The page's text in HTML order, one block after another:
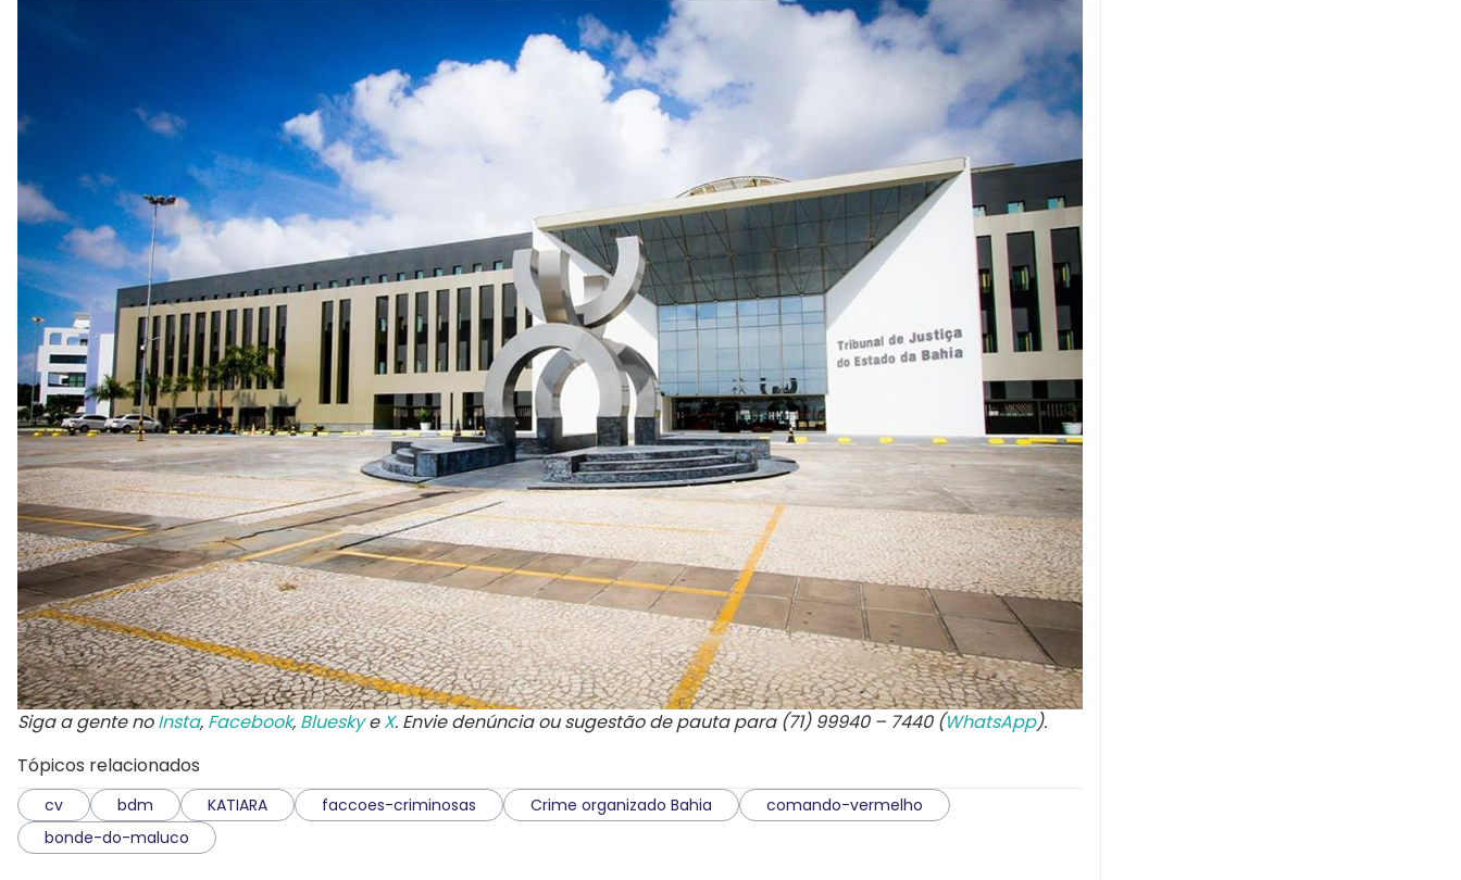
Siga a gente noInsta, Facebook, BlueskyeX. Envie denúncia ou sugestão de pauta para (71) 99940 – 7440 (WhatsApp).
Tópicos relacionados
cv bdm KATIARA faccoes-criminosas Crime organizado Bahia
comando-vermelho
bonde-do-maluco